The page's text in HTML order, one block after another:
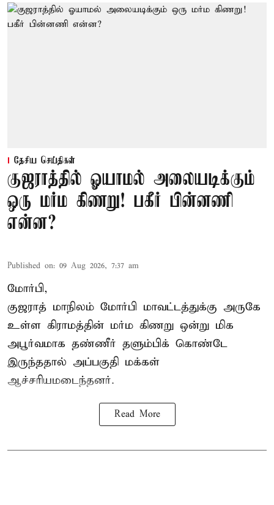
தேசிய செய்திகள்
குஜராத்தில் ஓயாமல் அலையடிக்கும்
ஒரு மர்ம கிணறு! பகீர் பின்னணி
என்ன?
Published on: 09 Aug 2026, 7:37 am
மோர்பி,
குஜராத் மாநிலம் மோர்பி மாவட்டத்துக்கு அருகே
உள்ள கிராமத்தின் மர்ம கிணறு ஒன்று மிக
அபூர்வமாக தண்ணீர் தளும்பிக் கொண்டே
இருந்ததால் அப்பகுதி மக்கள்
ஆச்சரியமடைந்தனர்.
Read More